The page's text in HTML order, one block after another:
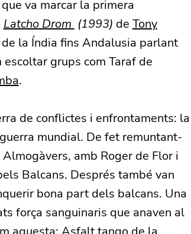
va marcar la primera
Latcho Drom (1993) de Tony
la Índia fins Andalusia parlant
grups com Taraf de
.
de conflictes i enfrontaments: la
mundial. De fet remuntant-
amb Roger de Flor i
Balcans. Després també van
bona part dels balcans. Una
força sanguinaris que anaven al